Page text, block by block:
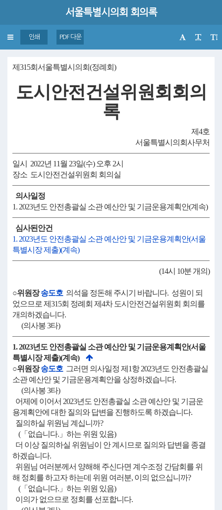
서울특별시의회 회의록
Toggle
navigation
인쇄 PDF 다운
제315회서울특별시의회(정례회)
도시안전건설위원회회의
록
제4호
서울특별시의회사무처
일시 2022년 11월 23일(수) 오후 2시
장소 도시안전건설위원회 회의실
의사일정
1. 2023년도 안전총괄실 소관 예산안 및 기금운용계획안(계속)
심사된안건
1. 2023년도 안전총괄실 소관 예산안 및 기금운용계획안(서울
특별시장 제출)(계속)
(14시 10분 개의)
○위원장송도호 의석을 정돈해 주시기 바랍니다. 성원이 되
었으므로 제315회 정례회 제4차 도시안전건설위원회 회의를
개의하겠습니다.
(의사봉 3타)
1. 2023년도 안전총괄실 소관 예산안 및 기금운용계획안(서울
특별시장 제출)(계속)
○위원장송도호 그러면 의사일정 제1항 2023년도 안전총괄실
소관 예산안 및 기금운용계획안을 상정하겠습니다.
(의사봉 3타)
어제에 이어서 2023년도 안전총괄실 소관 예산안 및 기금운
용계획안에 대한 질의와 답변을 진행하도록 하겠습니다.
질의하실 위원님 계십니까?
(「없습니다.」하는 위원 있음)
더 이상 질의하실 위원님이 안 계시므로 질의와 답변을 종결
하겠습니다.
위원님 여러분께서 양해해 주신다면 계수조정 간담회를 위
해 정회를 하고자 하는데 위원 여러분, 이의 없으십니까?
(「없습니다.」하는 위원 있음)
이의가 없으므로 정회를 선포합니다.